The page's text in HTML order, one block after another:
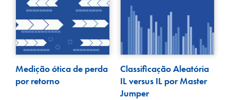
Medição ótica de perda
por retorno
Classificação Aleatória
IL versus IL por Master
Jumper